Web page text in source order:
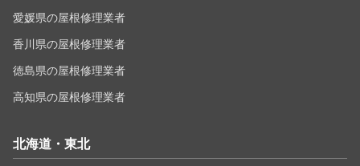
愛媛県の屋根修理業者
香川県の屋根修理業者
徳島県の屋根修理業者
高知県の屋根修理業者
北海道・東北